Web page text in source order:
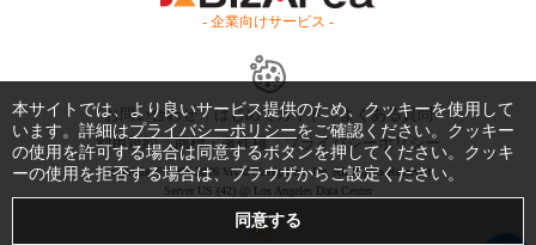
- 企業向けサービス -
お問い合わせ はじめてガイド
よくある質問
利用規約
商標・著作権 プライバシーポリシー
Copyright © 1999-2026 Vivid Navigation, Inc. All Rights Reserved.
Server US (42) @ Los Angeles Data Center
本サイトでは、より良いサービス提供のため、クッキーを使用して
います。詳細はプライバシーポリシーをご確認ください。クッキー
の使用を許可する場合は同意するボタンを押してください。クッキ
ーの使用を拒否する場合は、ブラウザからご設定ください。